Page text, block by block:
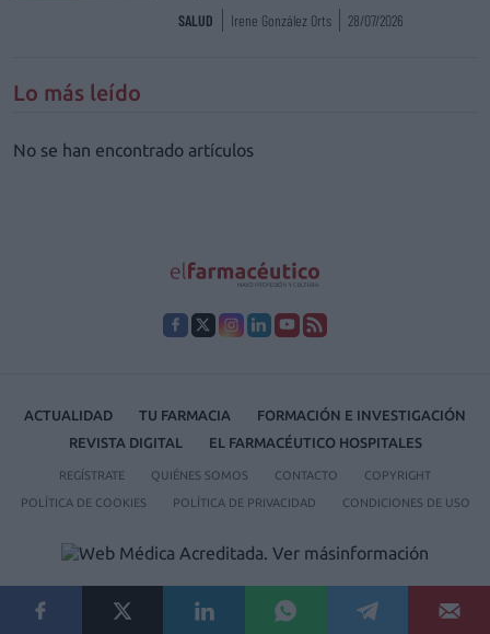
SALUD Irene González Orts 28/07/2026
Lo más leído
No se han encontrado artículos
ACTUALIDAD TU FARMACIA
FORMACIÓN E INVESTIGACIÓN
REVISTA DIGITAL
EL FARMACÉUTICO HOSPITALES
REGÍSTRATE QUIÉNES SOMOS CONTACTO COPYRIGHT
POLÍTICA DE COOKIES POLÍTICA DE PRIVACIDAD CONDICIONES DE USO
© 2026 Ediciones MAYO, S.A.U.